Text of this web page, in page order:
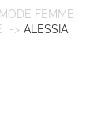
FEMME
ALESSIA